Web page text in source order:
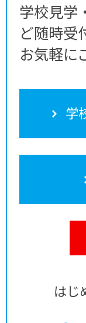
学校見学
ど随時受
お気軽に
学
はじ